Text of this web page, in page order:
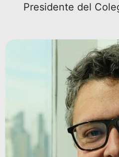
Presidente del